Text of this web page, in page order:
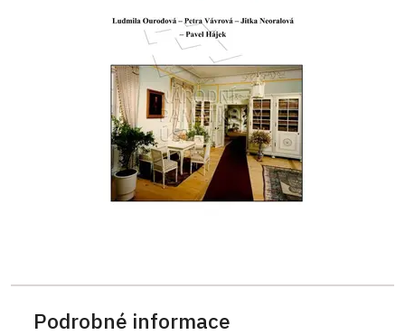
Podrobné informace